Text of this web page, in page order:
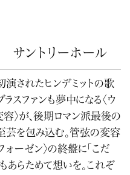
サントリーホール
されたヒンデミットの歌
ラスファンも夢中になる〈ウ
〉が、後期ロマン派最後の
至芸を包み込む。管弦の変容
ォーゼン〉の終盤に「こだ
あらためて想いを。これぞ